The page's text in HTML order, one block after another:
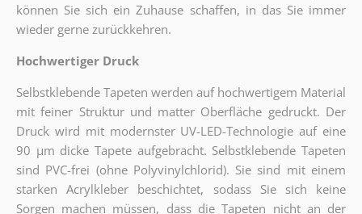
können Sie sich ein Zuhause schaffen, in das Sie immer
wieder gerne zurückkehren.
Hochwertiger Druck
Selbstklebende Tapeten werden auf hochwertigem Material
mit feiner Struktur und matter Oberfläche gedruckt. Der
Druck wird mit modernster UV-LED-Technologie auf eine
90 µm dicke Tapete aufgebracht. Selbstklebende Tapeten
sind PVC-frei (ohne Polyvinylchlorid). Sie sind mit einem
starken Acrylkleber beschichtet, sodass Sie sich keine
Sorgen machen müssen, dass die Tapeten nicht an der